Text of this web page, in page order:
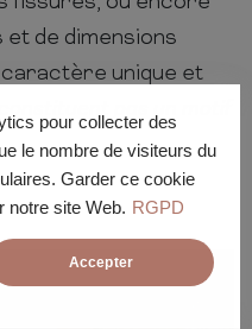
pour collecter des
le nombre de visiteurs du
Garder ce cookie
notre site Web. RGPD
Accepter
de dimensions
unique et
pas un motif